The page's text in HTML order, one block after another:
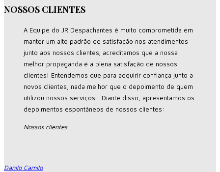
NOSSOS CLIENTES
A Equipe do JR Despachantes é muito comprometida em
manter um alto padrão de satisfação nos atendimentos
junto aos nossos clientes; acreditamos que a nossa
melhor propaganda é a plena satisfação de nossos
clientes! Entendemos que para adquirir confiança junto a
novos clientes, nada melhor que o depoimento de quem
utilizou nossos serviços... Diante disso, apresentamos os
depoimentos espontâneos de nossos clientes:
Nossos clientes
Danilo Camilo